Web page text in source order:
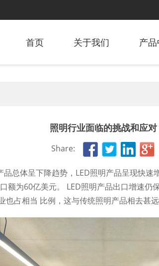
首页 关于我们 产
照明行业面临的挑战和应对
Share:
总体呈下降趋势，LED照明产品呈现快
额为60亿美元。 LED照明产品出口增速
占相当 比例，这与传统照明产品相去甚远